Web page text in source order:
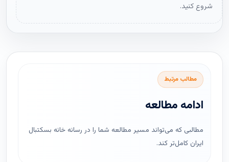
شروع کنید.
مطالب مرتبط
ادامه مطالعه
مطالبی که می‌تواند مسیر مطالعه شما را در رسانه خانه بسکتبال
ایران کامل‌تر کند.